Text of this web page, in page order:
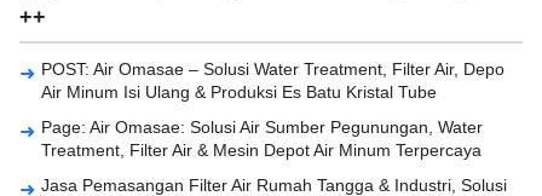
++
POST: Air Omasae – Solusi Water Treatment, Filter Air, Depo
Air Minum Isi Ulang & Produksi Es Batu Kristal Tube
Page: Air Omasae: Solusi Air Sumber Pegunungan, Water
Treatment, Filter Air & Mesin Depot Air Minum Terpercaya
Jasa Pemasangan Filter Air Rumah Tangga & Industri, Solusi